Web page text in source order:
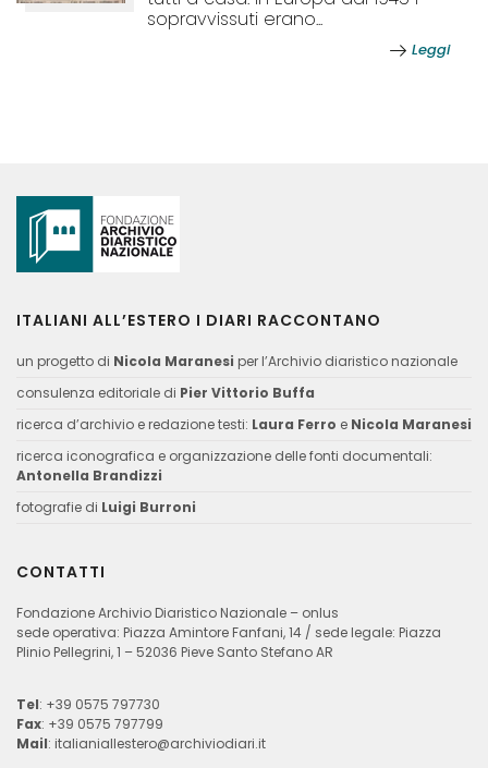
sopravvissuti erano...
Leggi
ITALIANI ALL’ESTERO I DIARI RACCONTANO
un progetto di Nicola Maranesi per l’Archivio diaristico nazionale
consulenza editoriale di Pier Vittorio Buffa
ricerca d’archivio e redazione testi: Laura Ferro e Nicola Maranesi
ricerca iconografica e organizzazione delle fonti documentali:
Antonella Brandizzi
fotografie di Luigi Burroni
CONTATTI
Fondazione Archivio Diaristico Nazionale – onlus
sede operativa: Piazza Amintore Fanfani, 14 / sede legale: Piazza
Plinio Pellegrini, 1 – 52036 Pieve Santo Stefano AR
Tel: +39 0575 797730
Fax: +39 0575 797799
Mail: italianiallestero@archiviodiari.it